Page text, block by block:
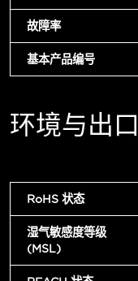
故障率
基本产品编号
环境与出口
RoHS 状态
湿气敏感度等级
(MSL)